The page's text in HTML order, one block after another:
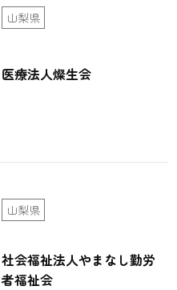
山梨県
医療法人燦生会
山梨県
社会福祉法人やまなし勤労
者福祉会